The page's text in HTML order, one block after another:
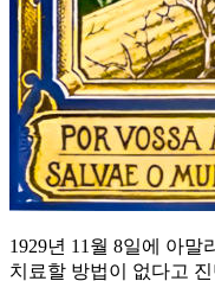
1929년 11월 8일에 아
치료할 방법이 없다고